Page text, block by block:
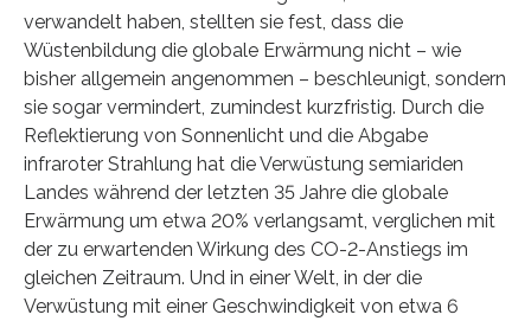
verwandelt haben, stellten sie fest, dass die
Wüstenbildung die globale Erwärmung nicht – wie
bisher allgemein angenommen – beschleunigt, sondern
sie sogar vermindert, zumindest kurzfristig. Durch die
Reflektierung von Sonnenlicht und die Abgabe
infraroter Strahlung hat die Verwüstung semiariden
Landes während der letzten 35 Jahre die globale
Erwärmung um etwa 20% verlangsamt, verglichen mit
der zu erwartenden Wirkung des CO-2-Anstiegs im
gleichen Zeitraum. Und in einer Welt, in der die
Verwüstung mit einer Geschwindigkeit von etwa 6